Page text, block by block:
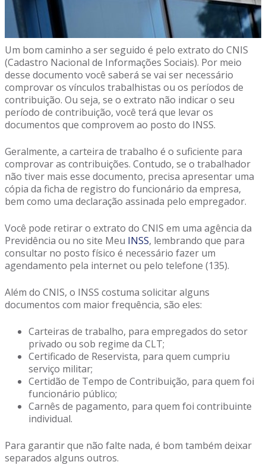
Um bom caminho a ser seguido é pelo extrato do CNIS
(Cadastro Nacional de Informações Sociais). Por meio
desse documento você saberá se vai ser necessário
comprovar os vínculos trabalhistas ou os períodos de
contribuição. Ou seja, se o extrato não indicar o seu
período de contribuição, você terá que levar os
documentos que comprovem ao posto do INSS.
Geralmente, a carteira de trabalho é o suficiente para
comprovar as contribuições. Contudo, se o trabalhador
não tiver mais esse documento, precisa apresentar uma
cópia da ficha de registro do funcionário da empresa,
bem como uma declaração assinada pelo empregador.
Você pode retirar o extrato do CNIS em uma agência da
Previdência ou no site Meu INSS, lembrando que para
consultar no posto físico é necessário fazer um
agendamento pela internet ou pelo telefone (135).
Além do CNIS, o INSS costuma solicitar alguns
documentos com maior frequência, são eles:
Carteiras de trabalho, para empregados do setor
privado ou sob regime da CLT;
Certificado de Reservista, para quem cumpriu
serviço militar;
Certidão de Tempo de Contribuição, para quem foi
funcionário público;
Carnês de pagamento, para quem foi contribuinte
individual.
Para garantir que não falte nada, é bom também deixar
separados alguns outros.